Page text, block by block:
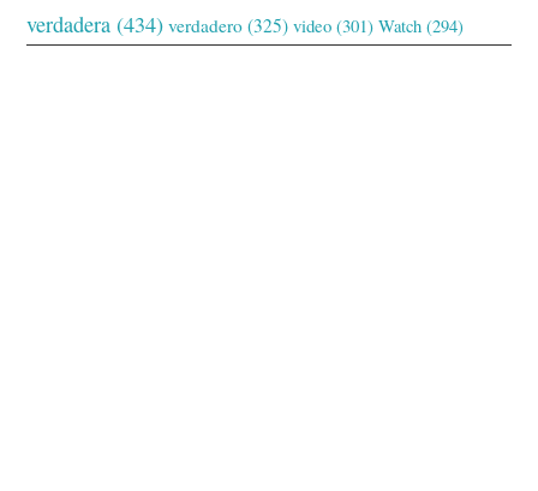
verdadera (434) verdadero (325) video (301) Watch (294)